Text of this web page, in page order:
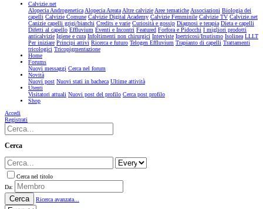
Calvizie.net
Alopecia AndrogeneticaAlopecia AreataAltre calvizieAree tematicheAssociazioni Biologia dei
capelli Calvizie Comune Calvizie Digital Academy Calvizie Femminile Calvizie TV Calvizie.net
Canizie capelli grigi/bianchi Credits e varie Curiosità e gossip Diagnosi e terapia Dieta e capelli
Difetti al capello Effluvium Eventi e Incontri Featured Forfora e Pidocchi I migliori prodotti
anticalvizie Igiene e cura Infoltimenti non chirurgici Interviste Ipertricosi/Irsutismo Isolinea LLLT
Per iniziare Principi attivi Ricerca e futuro Telogen Effluvium Trapianto di capelli Trattamenti
tricologici Tricopigmentazione
Home
Forums
Nuovi messaggi Cerca nel forum
Novità
Nuovi post Nuovi stati in bacheca Ultime attività
Utenti
Visitatori attuali Nuovi post del profilo Cerca post profilo
Shop
Accedi
Registrati
Cerca
Cerca nel titolo
Da:
Cerca Ricerca avanzata...